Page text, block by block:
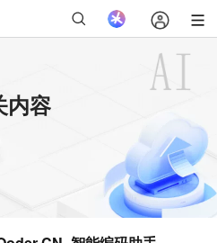
内容